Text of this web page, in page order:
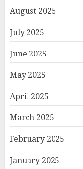
August 2025
July 2025
June 2025
May 2025
April 2025
March 2025
February 2025
January 2025